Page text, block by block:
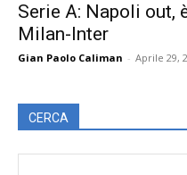
Serie A: Napoli out,
Milan-Inter
Gian Paolo Caliman - Aprile 29,
CERCA